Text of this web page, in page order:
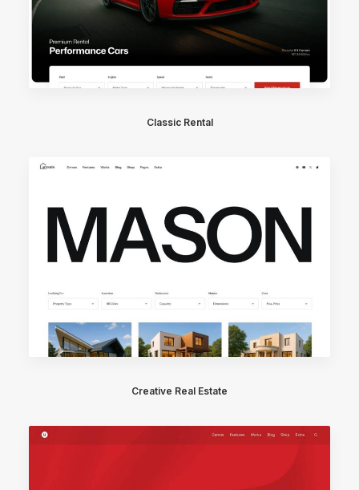
Classic Rental
Creative Real Estate